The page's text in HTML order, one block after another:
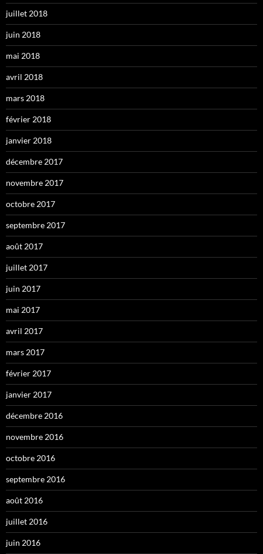
juillet 2018
juin 2018
mai 2018
avril 2018
mars 2018
février 2018
janvier 2018
décembre 2017
novembre 2017
octobre 2017
septembre 2017
août 2017
juillet 2017
juin 2017
mai 2017
avril 2017
mars 2017
février 2017
janvier 2017
décembre 2016
novembre 2016
octobre 2016
septembre 2016
août 2016
juillet 2016
juin 2016